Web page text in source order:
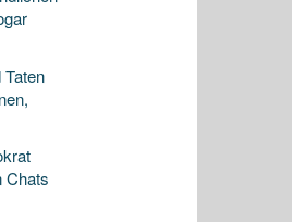
Chats